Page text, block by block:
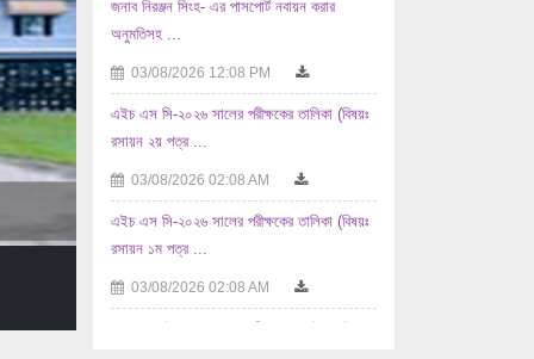
03/08/2026 12:08 PM
রসায়ন ২য় পত্র ...
03/08/2026 02:08 AM
রসায়ন ১ম পত্র ...
03/08/2026 02:08 AM
...